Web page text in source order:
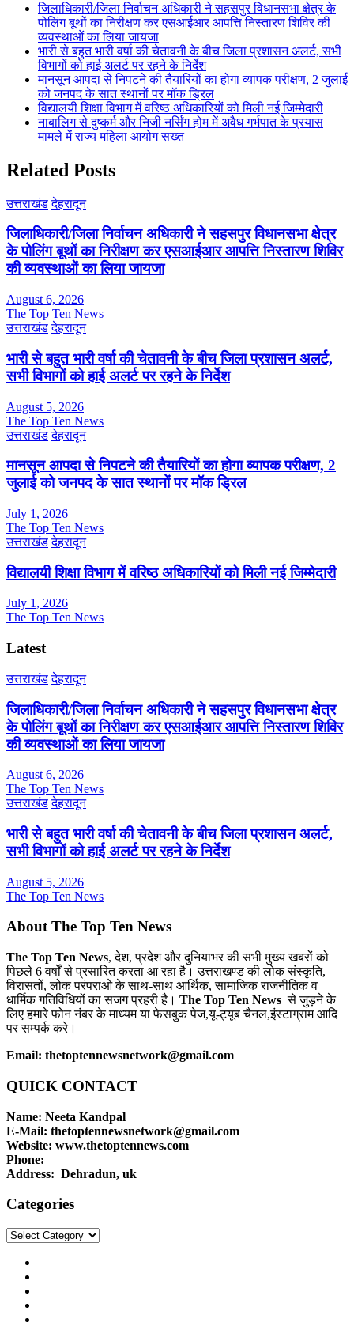
जिलाधिकारी/जिला निर्वाचन अधिकारी ने सहसपुर विधानसभा क्षेत्र के
पोलिंग बूथों का निरीक्षण कर एसआईआर आपत्ति निस्तारण शिविर की
व्यवस्थाओं का लिया जायजा
भारी से बहुत भारी वर्षा की चेतावनी के बीच जिला प्रशासन अलर्ट, सभी
विभागों को हाई अलर्ट पर रहने के निर्देश
मानसून आपदा से निपटने की तैयारियों का होगा व्यापक परीक्षण, 2 जुलाई
को जनपद के सात स्थानों पर मॉक ड्रिल
विद्यालयी शिक्षा विभाग में वरिष्ठ अधिकारियों को मिली नई जिम्मेदारी
नाबालिग से दुष्कर्म और निजी नर्सिंग होम में अवैध गर्भपात के प्रयास
मामले में राज्य महिला आयोग सख्त
Related Posts
उत्तराखंड देहरादून
जिलाधिकारी/जिला निर्वाचन अधिकारी ने सहसपुर विधानसभा क्षेत्र
के पोलिंग बूथों का निरीक्षण कर एसआईआर आपत्ति निस्तारण शिविर
की व्यवस्थाओं का लिया जायजा
August 6, 2026
The Top Ten News
उत्तराखंड देहरादून
भारी से बहुत भारी वर्षा की चेतावनी के बीच जिला प्रशासन अलर्ट,
सभी विभागों को हाई अलर्ट पर रहने के निर्देश
August 5, 2026
The Top Ten News
उत्तराखंड देहरादून
मानसून आपदा से निपटने की तैयारियों का होगा व्यापक परीक्षण, 2
जुलाई को जनपद के सात स्थानों पर मॉक ड्रिल
July 1, 2026
The Top Ten News
उत्तराखंड देहरादून
विद्यालयी शिक्षा विभाग में वरिष्ठ अधिकारियों को मिली नई जिम्मेदारी
July 1, 2026
The Top Ten News
Latest
उत्तराखंड देहरादून
जिलाधिकारी/जिला निर्वाचन अधिकारी ने सहसपुर विधानसभा क्षेत्र
के पोलिंग बूथों का निरीक्षण कर एसआईआर आपत्ति निस्तारण शिविर
की व्यवस्थाओं का लिया जायजा
August 6, 2026
The Top Ten News
उत्तराखंड देहरादून
भारी से बहुत भारी वर्षा की चेतावनी के बीच जिला प्रशासन अलर्ट,
सभी विभागों को हाई अलर्ट पर रहने के निर्देश
August 5, 2026
The Top Ten News
About The Top Ten News
The Top Ten News, देश, प्रदेश और दुनियाभर की सभी मुख्य खबरों को
पिछले 6 वर्षों से प्रसारित करता आ रहा है। उत्तराखण्ड की लोक संस्कृति,
विरासतों, लोक परंपराओ के साथ-साथ आर्थिक, सामाजिक राजनीतिक व
धार्मिक गतिविधियों का सजग प्रहरी है। The Top Ten News से जुड़ने के
लिए हमारे फोन नंबर के माध्यम या फेसबुक पेज,यू-ट्यूब चैनल,इंस्टाग्राम आदि
पर सम्पर्क करे।
Email: thetoptennewsnetwork@gmail.com
QUICK CONTACT
Name: Neeta Kandpal
E-Mail: thetoptennewsnetwork@gmail.com
Website: www.thetoptennews.com
Phone:
Address: Dehradun, uk
Categories
Categories